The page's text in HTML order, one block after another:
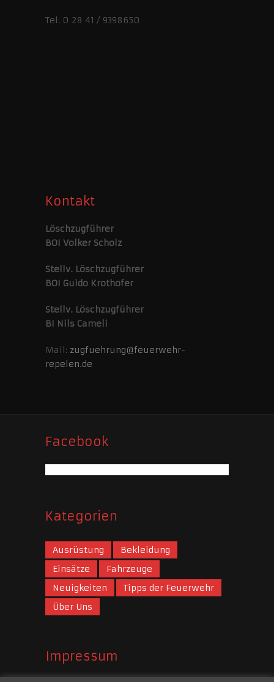
Tel: 0 28 41 / 9398650
Kontakt
Löschzugführer
BOI Volker Scholz
Stellv. Löschzugführer
BOI Guido Krothofer
Stellv. Löschzugführer
BI Nils Cameli
Mail: zugfuehrung@feuerwehr-
repelen.de
Facebook
Kategorien
Ausrüstung
Bekleidung
Einsätze
Fahrzeuge
Neuigkeiten
Tipps der Feuerwehr
Über Uns
Impressum